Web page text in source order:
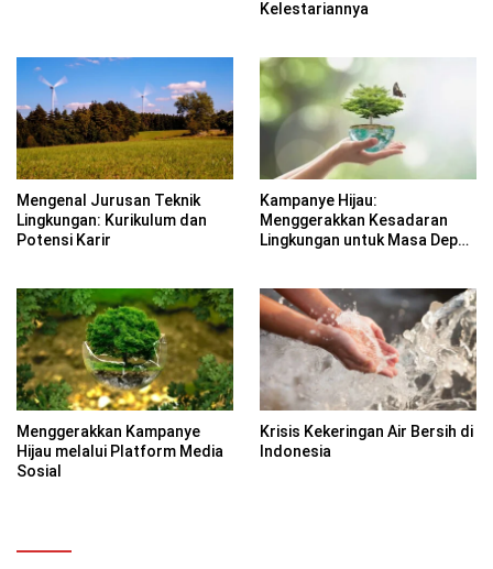
Kelestariannya
Mengenal Jurusan Teknik
Lingkungan: Kurikulum dan
Potensi Karir
Kampanye Hijau:
Menggerakkan Kesadaran
Lingkungan untuk Masa Depan
Menggerakkan Kampanye
Hijau melalui Platform Media
Sosial
Krisis Kekeringan Air Bersih di
Indonesia